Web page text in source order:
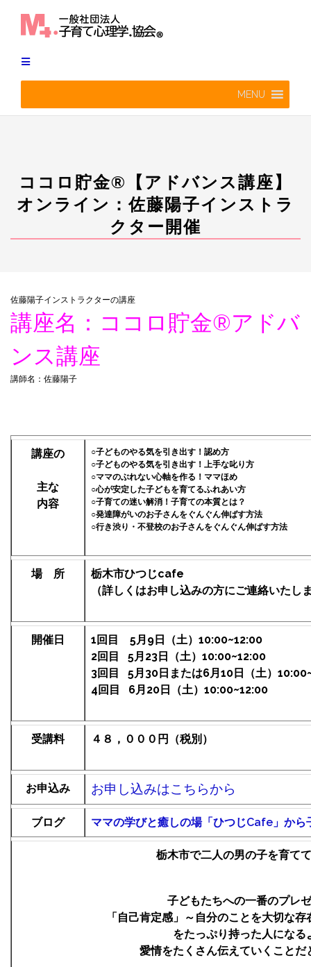
MENU
ココロ貯金®︎【アドバンス講座】
オンライン：佐藤陽子インストラ
クター開催
佐藤陽子インストラクターの講座
講座名：ココロ貯金®︎アドバ
ンス講座
講師名：佐藤陽子
講座の
主な
内容
○子どものやる気を引き出す！認め方
○子どものやる気を引き出す！上手な叱り方
○ママのぶれない心軸を作る！ママほめ
○心が安定した子どもを育てるふれあい方
○子育ての迷い解消！子育ての本質とは？
○発達障がいのお子さんをぐんぐん伸ばす方法
○行き渋り・不登校のお子さんをぐんぐん伸ばす方法
場 所
栃木市ひつじcafe
（詳しくはお申し込みの方にご連絡いたし
開催日
1回目 5月9日（土）10:00~12:00
2回目 5月23日（土）10:00~12:00
3回目 5月30日または6月10日（土）
4回目 6月20日（土）10:00~12:00
受講料 ４８，０００ 円（税別）
お申込み お申し込みはこちらから
ブログ ママの学びと癒しの場「ひつじCafe」から
栃木市で二人の男の子を育て
子どもたちへの一番のプレ
「自己肯定感」～自分のことを大切な
をたっぷり持った人になる
愛情をたくさん伝えていくことだ